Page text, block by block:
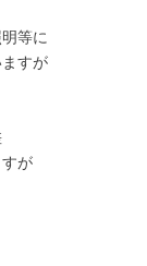
等に
すが
が